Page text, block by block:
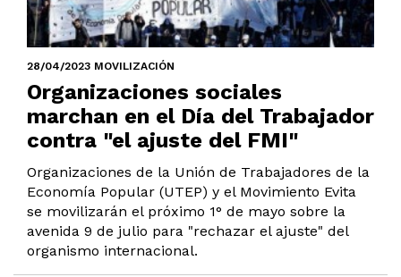
28/04/2023 MOVILIZACIÓN
Organizaciones sociales
marchan en el Día del Trabajador
contra "el ajuste del FMI"
Organizaciones de la Unión de Trabajadores de la
Economía Popular (UTEP) y el Movimiento Evita
se movilizarán el próximo 1° de mayo sobre la
avenida 9 de julio para "rechazar el ajuste" del
organismo internacional.